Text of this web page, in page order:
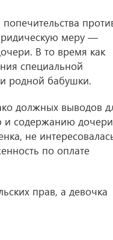
меру —
В то время как
специальной
родной бабушки.
должных выводов
и содержанию дочери
не
по оплате
прав, а девочка